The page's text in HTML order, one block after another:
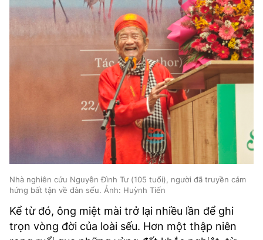
Nhà nghiên cứu Nguyễn Đình Tư (105 tuổi), người đã truyền cảm
hứng bất tận về đàn sếu. Ảnh: Huỳnh Tiến
Kể từ đó, ông miệt mài trở lại nhiều lần để ghi
trọn vòng đời của loài sếu. Hơn một thập niên